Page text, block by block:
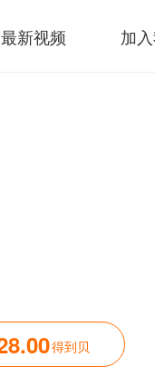
最新视频 加
得到贝